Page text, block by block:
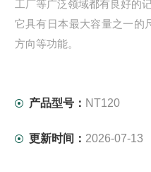
工厂等广泛领域都有良好的记
它具有日本最大容量之一的
方向等功能。
产品型号： NT120
更新时间： 2026-07-13